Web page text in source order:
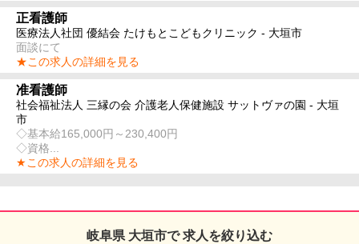
正看護師
医療法人社団 優結会 たけもとこどもクリニック - 大垣市
面談にて
★この求人の詳細を見る
准看護師
社会福祉法人 三縁の会 介護老人保健施設 サットヴァの園 - 大垣
市
◇基本給165,000円～230,400円
◇資格...
★この求人の詳細を見る
岐阜県 大垣市で 求人を絞り込む